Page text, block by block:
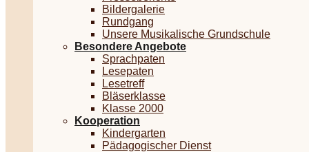
Bildergalerie
Rundgang
Unsere Musikalische Grundschule
Besondere Angebote
Sprachpaten
Lesepaten
Lesetreff
Bläserklasse
Klasse 2000
Kooperation
Kindergarten
Pädagogischer Dienst